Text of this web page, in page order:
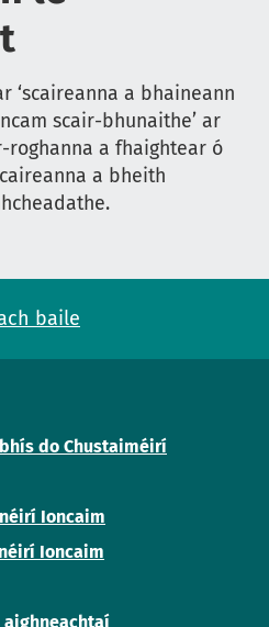
‘scaireanna a bhaineann
scair-bhunaithe’ ar
roghanna a fhaightear ó
a bheith
baile
do Chustaiméirí
Ioncaim
Ioncaim
aighneachtaí